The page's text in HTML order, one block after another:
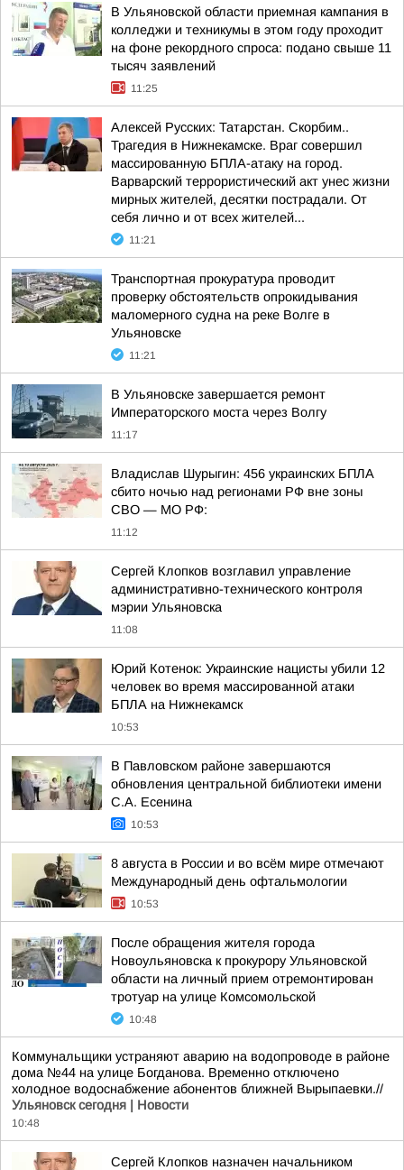
В Ульяновской области приемная кампания в
колледжи и техникумы в этом году проходит
на фоне рекордного спроса: подано свыше 11
тысяч заявлений
11:25
Алексей Русских: Татарстан. Скорбим..
Трагедия в Нижнекамске. Враг совершил
массированную БПЛА-атаку на город.
Варварский террористический акт унес жизни
мирных жителей, десятки пострадали. От
себя лично и от всех жителей...
11:21
Транспортная прокуратура проводит
проверку обстоятельств опрокидывания
маломерного судна на реке Волге в
Ульяновске
11:21
В Ульяновске завершается ремонт
Императорского моста через Волгу
11:17
Владислав Шурыгин: 456 украинских БПЛА
сбито ночью над регионами РФ вне зоны
СВО — МО РФ:
11:12
Сергей Клопков возглавил управление
административно-технического контроля
мэрии Ульяновска
11:08
Юрий Котенок: Украинские нацисты убили 12
человек во время массированной атаки
БПЛА на Нижнекамск
10:53
В Павловском районе завершаются
обновления центральной библиотеки имени
С.А. Есенина
10:53
8 августа в России и во всём мире отмечают
Международный день офтальмологии
10:53
После обращения жителя города
Новоульяновска к прокурору Ульяновской
области на личный прием отремонтирован
тротуар на улице Комсомольской
10:48
Коммунальщики устраняют аварию на водопроводе в районе
дома №44 на улице Богданова. Временно отключено
холодное водоснабжение абонентов ближней Вырыпаевки.//
Ульяновск сегодня | Новости
10:48
Сергей Клопков назначен начальником